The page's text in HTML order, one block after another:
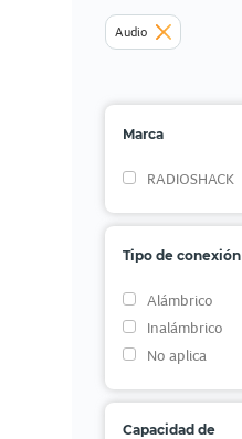
Audio
Marca
RADIOSHACK
Tipo de conexión
Alámbrico
Inalámbrico
No aplica
Capacidad de